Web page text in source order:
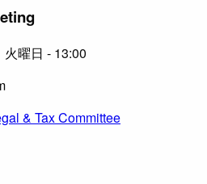
曜日 - 13:00
& Tax Committee